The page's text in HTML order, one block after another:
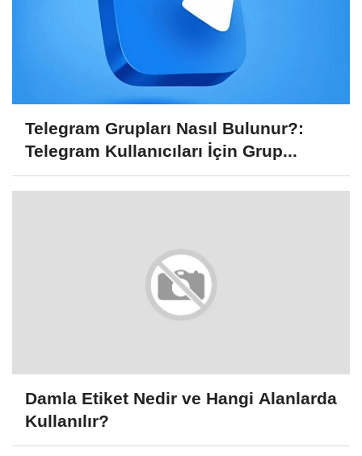
Telegram Grupları Nasıl Bulunur?:
Telegram Kullanıcıları İçin Grup...
Damla Etiket Nedir ve Hangi Alanlarda
Kullanılır?